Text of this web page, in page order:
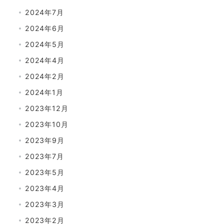
2024年7月
2024年6月
2024年5月
2024年4月
2024年2月
2024年1月
2023年12月
2023年10月
2023年9月
2023年7月
2023年5月
2023年4月
2023年3月
2023年2月